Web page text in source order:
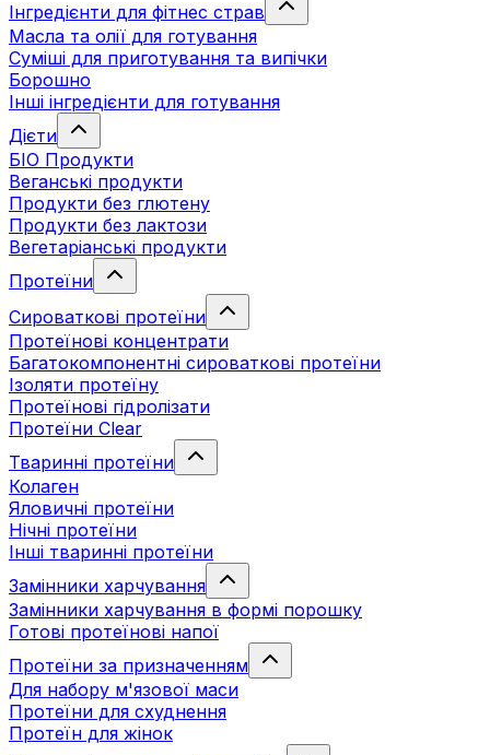
Інгредієнти для фітнес страв
Масла та олії для готування
Суміші для приготування та випічки
Борошно
Інші інгредієнти для готування
Дієти
БІО Продукти
Веганські продукти
Продукти без глютену
Продукти без лактози
Вегетаріанські продукти
Протеїни
Сироваткові протеїни
Протеїнові концентрати
Багатокомпонентні сироваткові протеїни
Ізоляти протеїну
Протеїнові гідролізати
Протеїни Clear
Тваринні протеїни
Колаген
Яловичні протеїни
Нічні протеїни
Інші тваринні протеїни
Замінники харчування
Замінники харчування в формі порошку
Готові протеїнові напої
Протеїни за призначенням
Для набору м'язової маси
Протеїни для схуднення
Протеїн для жінок